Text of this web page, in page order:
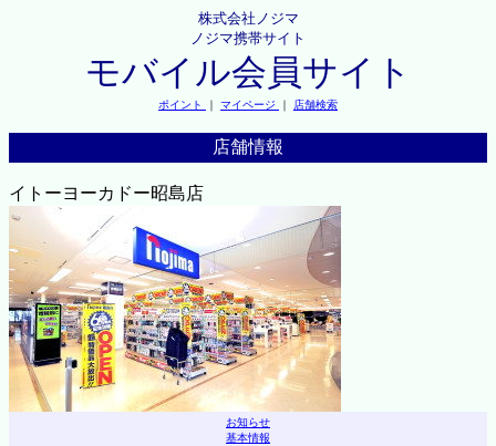
株式会社ノジマ
ノジマ携帯サイト
モバイル会員サイト
ポイント ｜ マイページ ｜ 店舗検索
店舗情報
イトーヨーカドー昭島店
お知らせ
基本情報